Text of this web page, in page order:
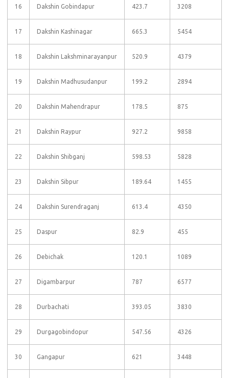
16 Dakshin Gobindapur 423.7 3208
17 Dakshin Kashinagar 665.3 5454
18 Dakshin Lakshminarayanpur 520.9 4379
19 Dakshin Madhusudanpur 199.2 2894
20 Dakshin Mahendrapur 178.5 875
21 Dakshin Raypur 927.2 9858
22 Dakshin Shibganj 598.53 5828
23 Dakshin Sibpur 189.64 1455
24 Dakshin Surendraganj 613.4 4350
25 Daspur 82.9 455
26 Debichak 120.1 1089
27 Digambarpur 787 6577
28 Durbachati 393.05 3830
29 Durgagobindopur 547.56 4326
30 Gangapur 621 3448